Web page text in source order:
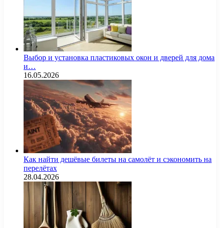
Выбор и установка пластиковых окон и дверей для дома
и…
16.05.2026
Как найти дешёвые билеты на самолёт и сэкономить на
перелётах
28.04.2026